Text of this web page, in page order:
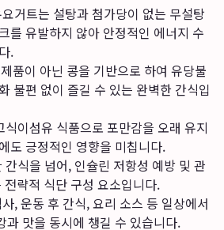
거트는 설탕과 첨가당이 없는 무설탕
를 유발하지 않아 안정적인 에너지 수
.
품이 아닌 콩을 기반으로 하여 유당불
불편 없이 즐길 수 있는 완벽한 간식입
식이섬유 식품으로 포만감을 오래 유지
도 긍정적인 영향을 미칩니다.
간식을 넘어, 인슐린 저항성 예방 및 관
략적 식단 구성 요소입니다.
, 운동 후 간식, 요리 소스 등 일상에서
과 맛을 동시에 챙길 수 있습니다.